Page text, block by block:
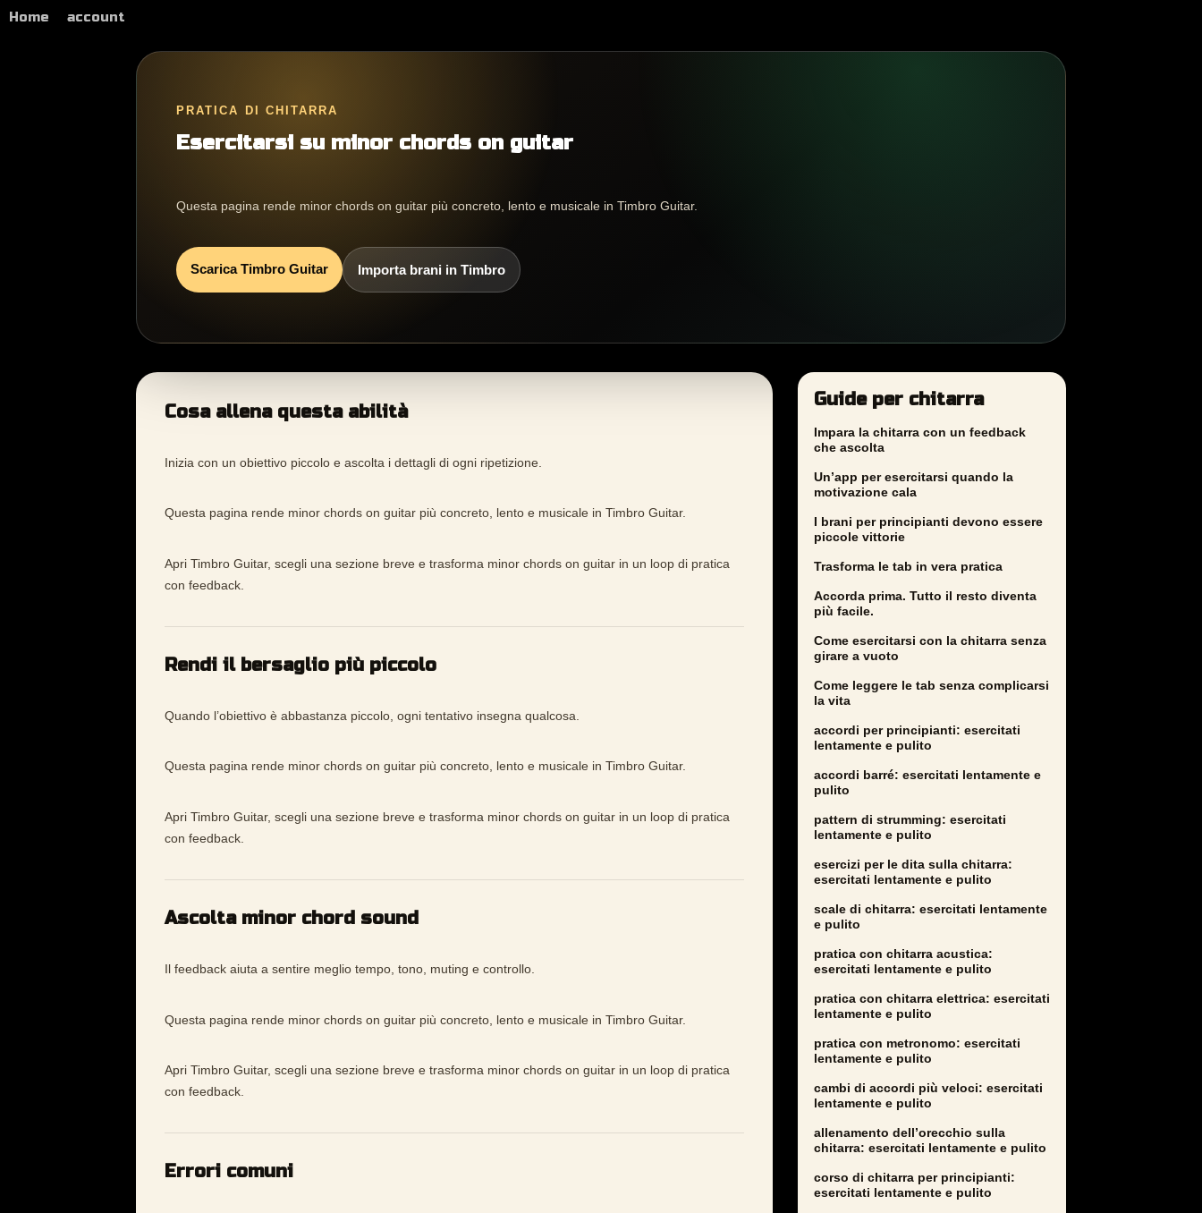
Home account
PRATICA DI CHITARRA
Esercitarsi su minor chords on guitar
Questa pagina rende minor chords on guitar più concreto, lento e musicale in Timbro Guitar.
Scarica Timbro Guitar Importa brani in Timbro
Cosa allena questa abilità
Inizia con un obiettivo piccolo e ascolta i dettagli di ogni ripetizione.
Questa pagina rende minor chords on guitar più concreto, lento e musicale in Timbro Guitar.
Apri Timbro Guitar, scegli una sezione breve e trasforma minor chords on guitar in un loop di pratica
con feedback.
Rendi il bersaglio più piccolo
Quando l’obiettivo è abbastanza piccolo, ogni tentativo insegna qualcosa.
Questa pagina rende minor chords on guitar più concreto, lento e musicale in Timbro Guitar.
Apri Timbro Guitar, scegli una sezione breve e trasforma minor chords on guitar in un loop di pratica
con feedback.
Ascolta minor chord sound
Il feedback aiuta a sentire meglio tempo, tono, muting e controllo.
Questa pagina rende minor chords on guitar più concreto, lento e musicale in Timbro Guitar.
Apri Timbro Guitar, scegli una sezione breve e trasforma minor chords on guitar in un loop di pratica
con feedback.
Errori comuni
Guide per chitarra
Impara la chitarra con un feedback
che ascolta
Un’app per esercitarsi quando la
motivazione cala
I brani per principianti devono essere
piccole vittorie
Trasforma le tab in vera pratica
Accorda prima. Tutto il resto diventa
più facile.
Come esercitarsi con la chitarra senza
girare a vuoto
Come leggere le tab senza complicarsi
la vita
accordi per principianti: esercitati
lentamente e pulito
accordi barré: esercitati lentamente e
pulito
pattern di strumming: esercitati
lentamente e pulito
esercizi per le dita sulla chitarra:
esercitati lentamente e pulito
scale di chitarra: esercitati lentamente
e pulito
pratica con chitarra acustica:
esercitati lentamente e pulito
pratica con chitarra elettrica: esercitati
lentamente e pulito
pratica con metronomo: esercitati
lentamente e pulito
cambi di accordi più veloci: esercitati
lentamente e pulito
allenamento dell’orecchio sulla
chitarra: esercitati lentamente e pulito
corso di chitarra per principianti:
esercitati lentamente e pulito